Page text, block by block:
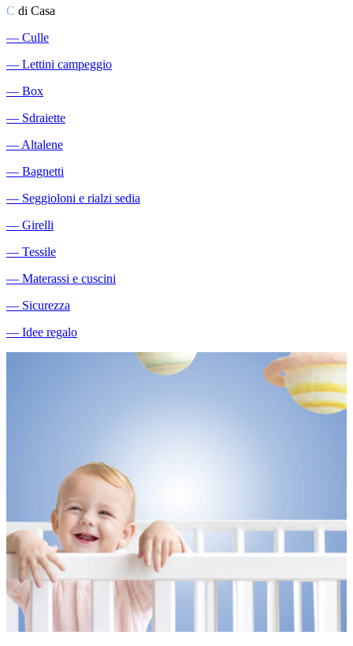
C di Casa
― Culle
― Lettini campeggio
― Box
― Sdraiette
―Altalene
― Bagnetti
― Seggioloni e rialzi sedia
― Girelli
― Tessile
― Materassi e cuscini
― Sicurezza
― Idee regalo